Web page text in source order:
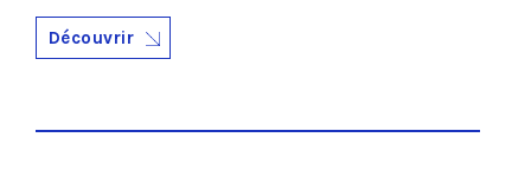
Découvrir